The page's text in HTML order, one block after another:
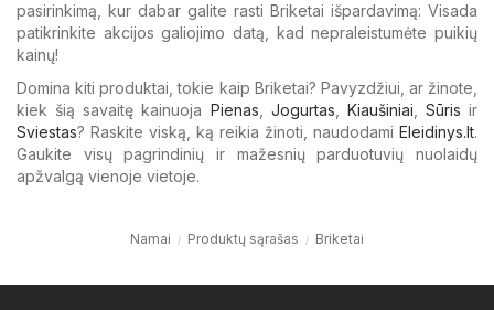
pasirinkimą, kur dabar galite rasti Briketai išpardavimą: Visada
patikrinkite akcijos galiojimo datą, kad nepraleistumėte puikių
kainų!
Domina kiti produktai, tokie kaip Briketai? Pavyzdžiui, ar žinote,
kiek šią savaitę kainuoja Pienas Jogurtas Kiaušiniai Sūris ir
Sviestas? Raskite viską, ką reikia žinoti, naudodami Eleidinys.lt.
Gaukite visų pagrindinių ir mažesnių parduotuvių nuolaidų
apžvalgą vienoje vietoje.
Namai Produktų sąrašas Briketai